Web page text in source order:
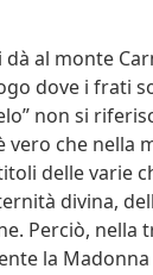
al monte
dove i frati
non si
che nella
delle varie
divina,
Perciò,
la